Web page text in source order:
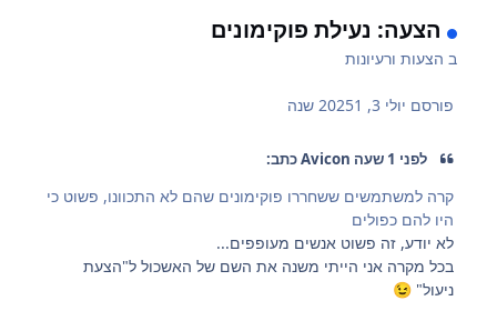
הצעה: נעילת פוקימונים
ב הצעות ורעיונות
פורסם יולי 3, 2025 1 שנה
לפני 1 שעה Avicon כתב:
קרה למשתמשים ששחררו פוקימונים שהם לא התכוונו, פשוט כי
היו להם כפולים
לא יודע, זה פשוט אנשים מעופפים...
בכל מקרה אני הייתי משנה את השם של האשכול ל"הצעת
ניעול"😉